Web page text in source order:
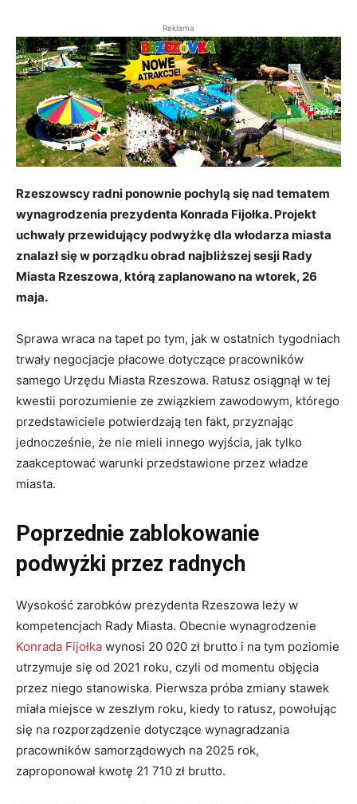
Reklama
Rzeszowscy radni ponownie pochylą się nad tematem
wynagrodzenia prezydenta Konrada Fijołka. Projekt
uchwały przewidujący podwyżkę dla włodarza miasta
znalazł się w porządku obrad najbliższej sesji Rady
Miasta Rzeszowa, którą zaplanowano na wtorek, 26
maja.
Sprawa wraca na tapet po tym, jak w ostatnich tygodniach
trwały negocjacje płacowe dotyczące pracowników
samego Urzędu Miasta Rzeszowa. Ratusz osiągnął w tej
kwestii porozumienie ze związkiem zawodowym, którego
przedstawiciele potwierdzają ten fakt, przyznając
jednocześnie, że nie mieli innego wyjścia, jak tylko
zaakceptować warunki przedstawione przez władze
miasta.
Poprzednie zablokowanie
podwyżki przez radnych
Wysokość zarobków prezydenta Rzeszowa leży w
kompetencjach Rady Miasta. Obecnie wynagrodzenie
Konrada Fijołka wynosi 20 020 zł brutto i na tym poziomie
utrzymuje się od 2021 roku, czyli od momentu objęcia
przez niego stanowiska. Pierwsza próba zmiany stawek
miała miejsce w zeszłym roku, kiedy to ratusz, powołując
się na rozporządzenie dotyczące wynagradzania
pracowników samorządowych na 2025 rok,
zaproponował kwotę 21 710 zł brutto.